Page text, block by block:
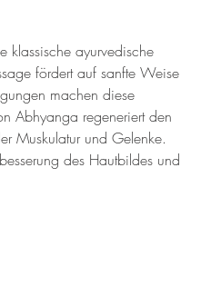
klassische ayurvedische
fördert auf sanfte Weise
machen diese
Abhyanga regeneriert den
Muskulatur und Gelenke.
des Hautbildes und